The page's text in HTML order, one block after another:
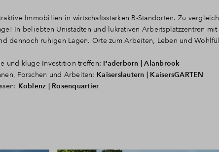
Immobilien in wirtschaftsstarken B-Standorten. Zu
In beliebten Unistädten und lukrativen Arbeitsplatzzentren
dennoch ruhigen Lagen. Orte zum Arbeiten, Leben und
und kluge Investition treffen: Paderborn | Alanbrook
Forschen und Arbeiten: Kaiserslautern | KaisersGARTEN
Koblenz | Rosenquartier